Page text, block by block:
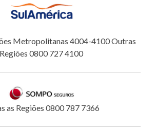
Metropolitanas 4004-4100 Outras
Regiões 0800 727 4100
as Regiões 0800 787 7366